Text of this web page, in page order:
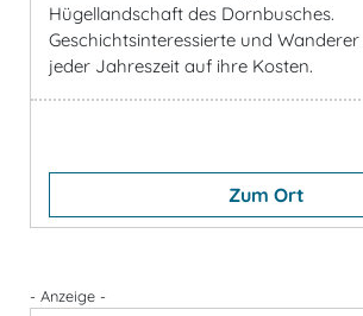
Hügellandschaft des Dornbusches.
Geschichtsinteressierte und
jeder Jahreszeit auf ihre Kosten.
Zum Ort
- Anzeige -